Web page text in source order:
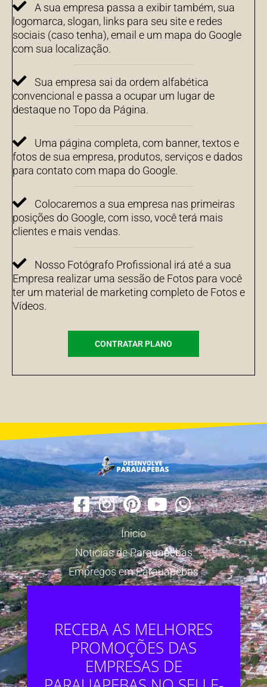
A sua empresa passa a exibir também, sua
logomarca, slogan, links para seu site e redes
sociais (caso tenha), email e um mapa do Google
com sua localização.
Sua empresa sai da ordem alfabética
convencional e passa a ocupar um lugar de
destaque no Topo da Página.
Uma página completa, com banner, textos e
fotos de sua empresa, produtos, serviços e dados
para contato com mapa do Google.
Colocaremos a sua empresa nas primeiras
posições do Google, com isso, você terá mais
clientes e mais vendas.
Nosso Fotógrafo Profissional irá até a sua
Empresa realizar uma sessão de Fotos para você
ter um material de marketing completo de Fotos e
Vídeos.
CONTRATAR PLANO
Ínicio
Notícias de Parauapebas
Empregos em Parauapebas
RECEBA AS MELHORES
PROMOÇÕES DAS
EMPRESAS DE